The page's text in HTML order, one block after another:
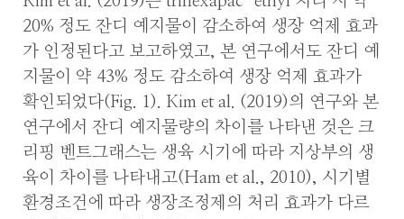
20% 정도 잔디 예지물이 감소하여 생장 억제 효과
가 인정된다고 보고하였고, 본 연구에서도 잔디 예
지물이 약 43% 정도 감소하여 생장 억제 효과가
확인되었다(Fig. 1). Kim et al. (2019)의 연구와 본
연구에서 잔디 예지물량의 차이를 나타낸 것은 크
리핑 벤트그래스는 생육 시기에 따라 지상부의 생
육이 차이를 나타내고(Ham et al., 2010), 시기별
환경조건에 따라 생장조정제의 처리 효과가 다르